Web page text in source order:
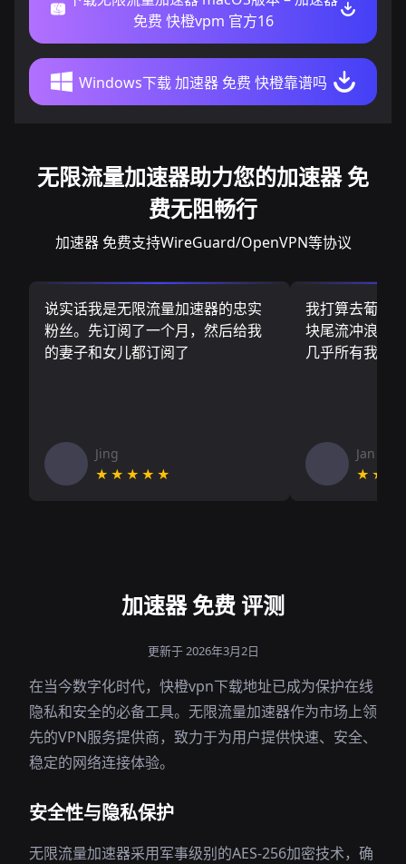
免费 快橙vpm 官方16
Windows下载 加速器 免费 快橙靠谱吗
无限流量加速器助力您的加速器 免
费无阻畅行
加速器 免费支持WireGuard/OpenVPN等协议
说实话我是无限流量加速器的忠实
粉丝。先订阅了一个月，然后给我
的妻子和女儿都订阅了
Jing
★★★★★
我打算去葡萄
块尾流冲浪板
几乎所有我需
Jan V
加速器 免费 评测
更新于 2026年3月2日
在当今数字化时代，快橙vpn下载地址已成为保护在线
隐私和安全的必备工具。无限流量加速器作为市场上领
先的VPN服务提供商，致力于为用户提供快速、安全、
稳定的网络连接体验。
安全性与隐私保护
无限流量加速器采用军事级别的AES-256加密技术，确